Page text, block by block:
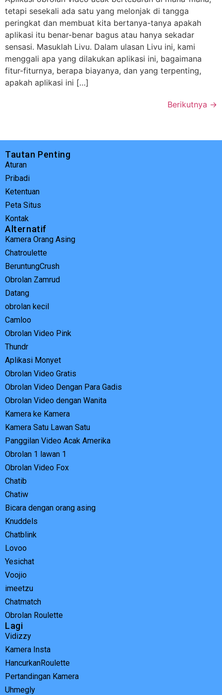
tetapi sesekali ada satu yang melonjak di tangga
peringkat dan membuat kita bertanya-tanya apakah
aplikasi itu benar-benar bagus atau hanya sekadar
sensasi. Masuklah Livu. Dalam ulasan Livu ini, kami
menggali apa yang dilakukan aplikasi ini, bagaimana
fitur-fiturnya, berapa biayanya, dan yang terpenting,
apakah aplikasi ini […]
Berikutnya →
Tautan Penting
Aturan
Pribadi
Ketentuan
Peta Situs
Kontak
Alternatif
Kamera Orang Asing
Chatroulette
BeruntungCrush
Obrolan Zamrud
Datang
obrolan kecil
Camloo
Obrolan Video Pink
Thundr
Aplikasi Monyet
Obrolan Video Gratis
Obrolan Video Dengan Para Gadis
Obrolan Video dengan Wanita
Kamera ke Kamera
Kamera Satu Lawan Satu
Panggilan Video Acak Amerika
Obrolan 1 lawan 1
Obrolan Video Fox
Chatib
Chatiw
Bicara dengan orang asing
Knuddels
Chatblink
Lovoo
Yesichat
Voojio
imeetzu
Chatmatch
Obrolan Roulette
Lagi
Vidizzy
Kamera Insta
HancurkanRoulette
Pertandingan Kamera
Uhmegly